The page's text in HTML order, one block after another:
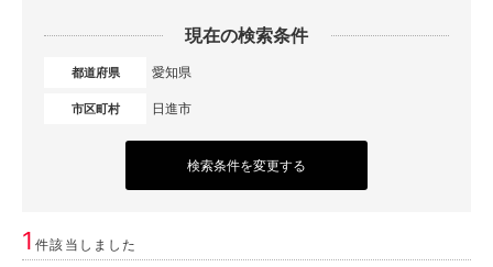
現在の検索条件
都道府県 愛知県
市区町村 日進市
検索条件を変更する
1件該当しました